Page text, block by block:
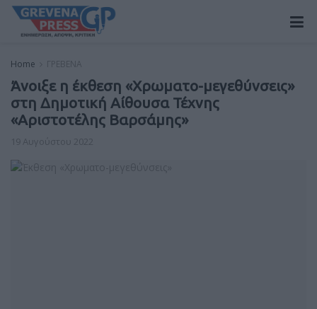
Home ΓΡΕΒΕΝΑ
Άνοιξε η έκθεση «Χρωματο-μεγεθύνσεις»
στη Δημοτική Αίθουσα Τέχνης
«Αριστοτέλης Βαρσάμης»
19 Αυγούστου 2022